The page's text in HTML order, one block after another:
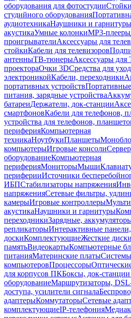
оборудования для фотостудии
студийного оборудования
аудиотехникаНаушники и гарнитуры
акустикаУмные колонкиMP3-плееры
проигрывателиАксессуары для
стойкиКабели для телевизоров
антенныТВ-тюнерыАксессуары для
проектораОчки 3DСредства для
электроникойКабели, переходники
портативных устройств
питания, зарядные устройства
батареиДержатели, док-станции
смартфоновКабели для телефонов,
устройства для телефонов,
периферияКомпьютерная
техникаНоутбукиПланшеты
компьютерыИгровые консоли
оборудованиеКомпьютерная
периферияМониторыМыши
периферииИсточники
ИБПСтабилизаторы напряжения
напряженияСетевые фильтры,
камерыИгровые контроллеры
акустикаНаушники и гарнитуры
переходникиЗарядные,
репликаторыИнтерактивные панели,
доскиКомплектующиеЖесткие
памятьВидеокартыКомпьютерные
питанияМатеринские платы
компьютеровПроцессоры
для корпусов ПКБоксы, док-станции
оборудованиеМаршрутизаторы,
доступа, усилители сигнала
адаптерыКоммутаторыСетевые
комплектующиеIP-телефония